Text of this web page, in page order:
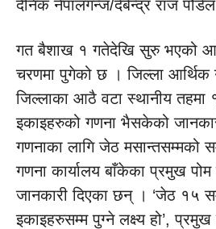
दैनिक नेपालगन्ज/देबेन्द्र राज पौडेल
गत बैशाख १ गतेदेखि सुरु भएको
चरणमा पुगेको छ । जिल्ला आर्थिक
जिल्लाका आठै वटा स्थानीय तहमा
इकाइहरुको गणना भैसकेको
गणनाका लागि जेठ मसान्तसम्मको
गणना कार्यालय बाँकेका प्रमुख
जानकारी दिएका छन् । ‘जेठ १५
इकाइहरुसम्म पुग्ने लक्ष्य हो’,